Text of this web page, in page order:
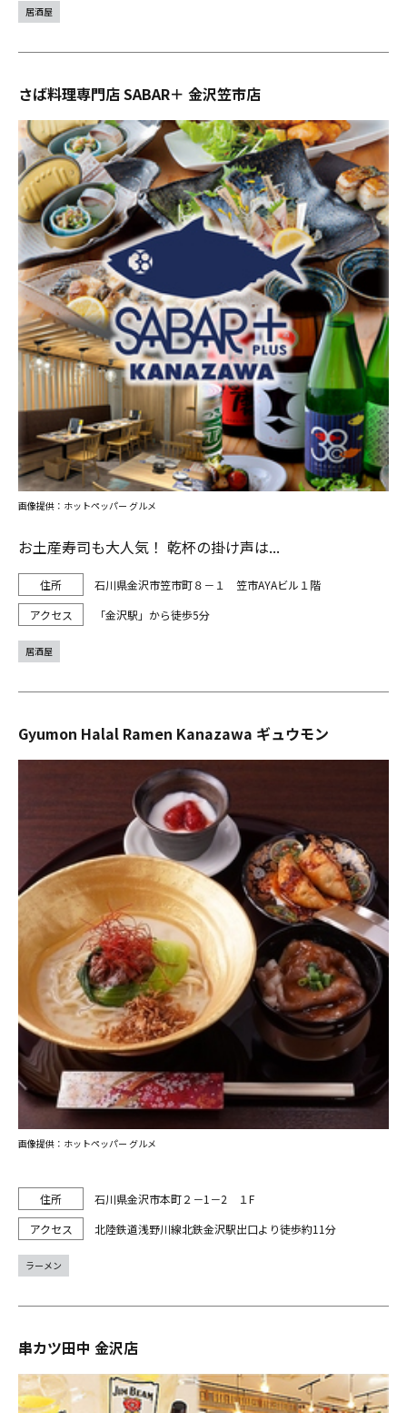
居酒屋
さば料理専門店 SABAR＋ 金沢笠市店
お土産寿司も大人気！ 乾杯の掛け声は...
石川県金沢市笠市町８－１ 笠市AYAビル１階
「金沢駅」から徒歩5分
画像提供：ホットペッパー グルメ
居酒屋
Gyumon Halal Ramen Kanazawa ギュウモン
石川県金沢市本町２－1－2 １F
北陸鉄道浅野川線北鉄金沢駅出口より徒歩約11分
画像提供：ホットペッパー グルメ
ラーメン
串カツ田中 金沢店